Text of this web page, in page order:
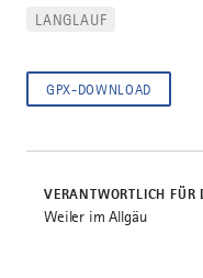
LANGLAUF
GPX-DOWNLOAD
VERANTWORTLICH FÜR
Weiler im Allgäu